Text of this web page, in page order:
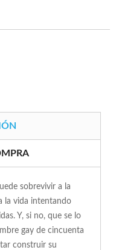
sobrevivir a la
la vida intentando
Y, si no, que se lo
gay de cincuenta
construir su